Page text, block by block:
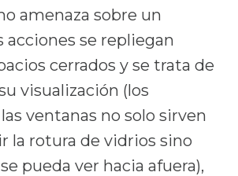
amenaza sobre un
acciones se repliegan
cerrados y se trata de
visualización (los
ventanas no solo sirven
la rotura de vidrios sino
pueda ver hacia afuera),